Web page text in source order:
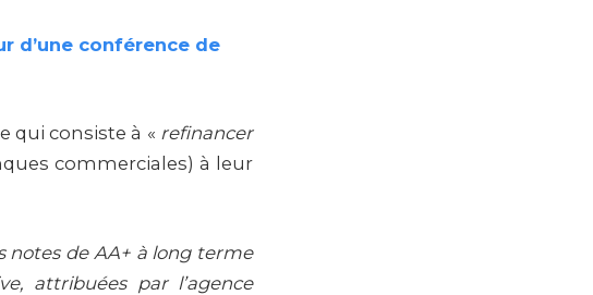
d’une conférence de
qui consiste à « refinancer
commerciales) à leur
notes de AA+ à long terme
attribuées par l’agence